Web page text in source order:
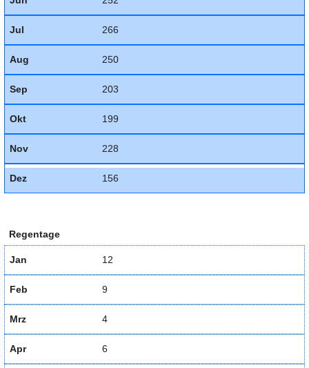
Jul 266
Aug 250
Sep 203
Okt 199
Nov 228
Dez 156
Regentage
Jan 12
Feb 9
Mrz 4
Apr 6